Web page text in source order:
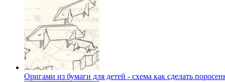
Оригами из бумаги для детей - схема как сделать